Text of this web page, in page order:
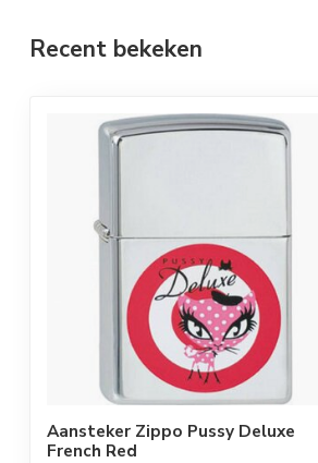
Recent bekeken
Aansteker Zippo Pussy Deluxe
French Red